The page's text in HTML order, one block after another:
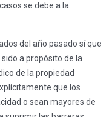
se debe a la
del año pasado sí que
a propósito de la
de la propiedad
que los
o sean mayores de